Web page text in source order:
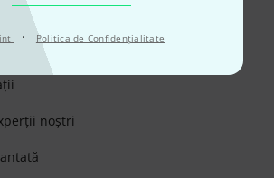
· Politica de Confidenţialitate
Thomann
banilor în 30 de zile
noștri